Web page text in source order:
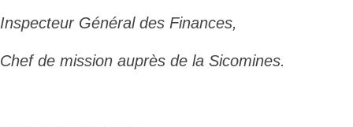
Inspecteur Général des Finances,
Chef de mission auprès de la Sicomines.